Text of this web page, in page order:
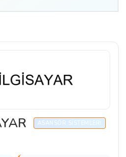
ASANSÖR SISTEMLERI